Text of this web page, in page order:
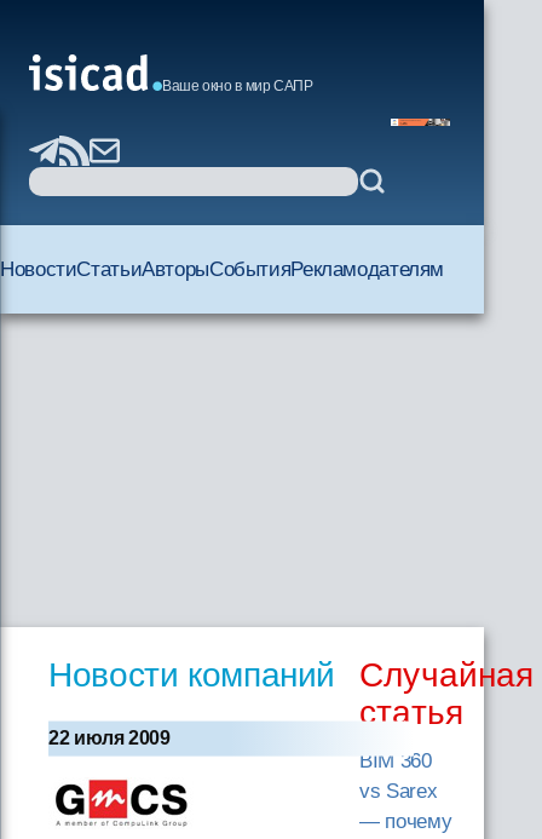
Ваше окно в мир САПР
НовостиСтатьиАвторыСобытияРекламодателям
Новости компаний
22 июля 2009
Случайная
статья
BIM 360
vs Sarex
— почему